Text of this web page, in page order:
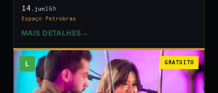
14 .jun 16h
Espaço Petrobras
MAIS DETALHES →
L GRATUITO